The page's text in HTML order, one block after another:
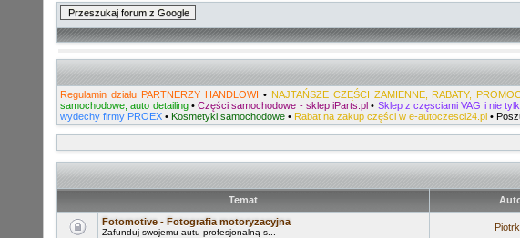
Regulamin działu PARTNERZY HANDLOWI • NAJTAŃSZE CZĘŚCI ZAMIENNE, RABATY,
samochodowe, auto detailing•Części samochodowe - sklep iParts.pl • Sklep z częsciami VAG i nie
wydechy firmy PROEX • Kosmetyki samochodowe • Rabat na zakup części w e-autoczesci24.pl •
Temat
Fotomotive - Fotografia motoryzacyjna
Zafunduj swojemu autu profesjonalną s...